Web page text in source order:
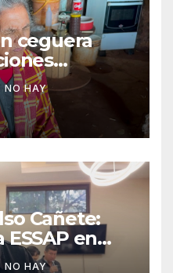
ceguera
impulsan
para
NO HAY
Cañete:
en
NO HAY